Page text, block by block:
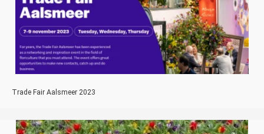
Trade Fair Aalsmeer 2023